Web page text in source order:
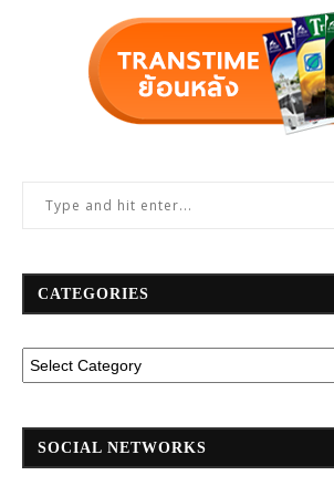
CATEGORIES
SOCIAL NETWORKS